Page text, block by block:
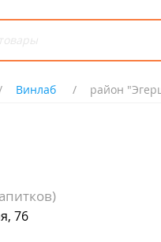
Винлаб район
76